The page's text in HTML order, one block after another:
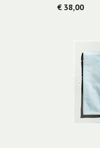
€ 38,00